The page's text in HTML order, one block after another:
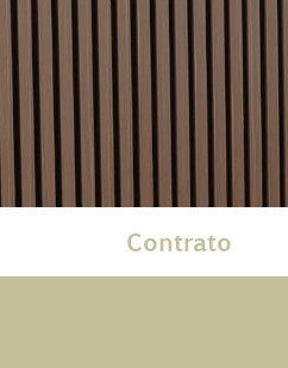
Contrato